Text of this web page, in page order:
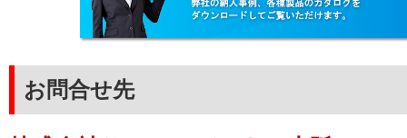
お問合せ先